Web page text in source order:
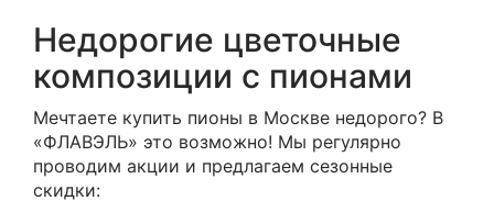
Недорогие цветочные
композиции с пионами
Мечтаете купить пионы в Москве недорого? В
«ФЛАВЭЛЬ» это возможно! Мы регулярно
проводим акции и предлагаем сезонные
скидки: